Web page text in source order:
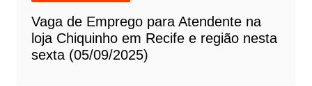
Vaga de Emprego para Atendente na
loja Chiquinho em Recife e região nesta
sexta (05/09/2025)